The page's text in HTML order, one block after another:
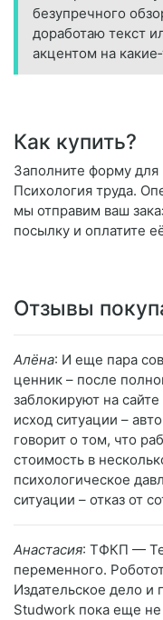
безупречного
доработаю текст
акцентом на
Как купить?
Заполните форму для
Психология труда.
мы отправим ваш
посылку и оплатите
Отзывы
Алёна: И еще пара
ценник – после
заблокируют на
исход ситуации –
говорит о том, что
стоимость в
психологическое
ситуации – отказ от
Анастасия: ТФКП —
переменного.
Издательское дело и
Studwork пока еще